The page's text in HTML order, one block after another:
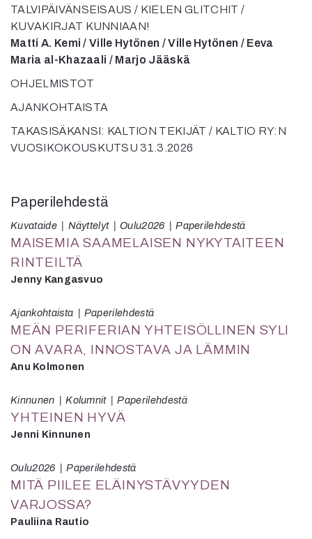
TALVIPÄIVÄNSEISAUS / KIELEN GLITCHIT /
KUVAKIRJAT KUNNIAAN!
Matti A. Kemi / Ville Hytönen / Ville Hytönen / Eeva
Maria al-Khazaali / Marjo Jääskä
OHJELMISTOT
AJANKOHTAISTA
TAKASISÄKANSI: KALTION TEKIJÄT / KALTIO RY:N
VUOSIKOKOUSKUTSU 31.3.2026
Paperilehdestä
Kuvataide Näyttelyt Oulu2026 Paperilehdestä
MAISEMIA SAAMELAISEN NYKYTAITEEN
RINTEILTÄ
Jenny Kangasvuo
Ajankohtaista Paperilehdestä
MEÄN PERIFERIAN YHTEISÖLLINEN SYLI
ON AVARA, INNOSTAVA JA LÄMMIN
Anu Kolmonen
Kinnunen Kolumnit Paperilehdestä
YHTEINEN HYVÄ
Jenni Kinnunen
Oulu2026 Paperilehdestä
MITÄ PIILEE ELÄINYSTÄVYYDEN
VARJOSSA?
Pauliina Rautio